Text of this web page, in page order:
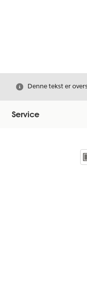
LukDenne tekst er
Service